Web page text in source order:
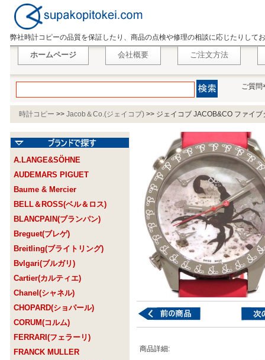
弊社時計コピーの品質を保証したり、商品の点検や修理の相談に応じたりして
ホームページ 会社概要 ご注文方法
ご質問
時計コピー >> Jacob＆Co.(ジェイコブ) >> ジェイコブ JACOB&CO ファイ
A.LANGE&SÖHNE
AUDEMARS PIGUET
Baume & Mercier
BELL＆ROSS(ベル＆ロス)
BLANCPAIN(ブランパン)
Breguet(ブレゲ)
Breitling(ブライトリング)
Bvlgari(ブルガリ)
Cartier(カルティエ)
Chanel(シャネル)
CHOPARD(ショパール)
CORUM(コルム)
FERRARI(フェラーリ)
FRANCK MULLER
商品詳細: